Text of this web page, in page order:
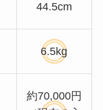
44.5cm
6.5kg
約70,000円